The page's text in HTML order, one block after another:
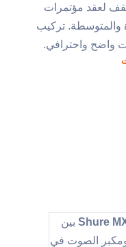
لعقد مؤتمرات
والمتوسطة. تركيب
واضح واحترافي.
Shure بين
الصوت في